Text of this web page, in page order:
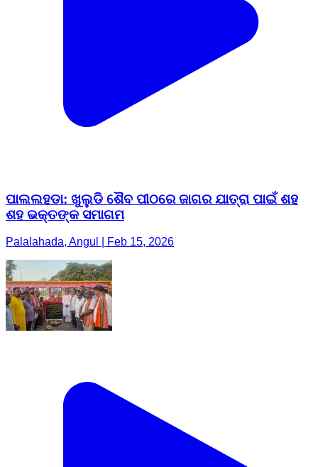
ପାଲଲହଡା: ଖୁଲୁଡି ଶୈବ ପୀଠରେ ଜାଗର ଯାତ୍ରା ପାଇଁ ଶହ
ଶହ ଭକ୍ତଙ୍କ ସମାଗମ
Palalahada, Angul | Feb 15, 2026